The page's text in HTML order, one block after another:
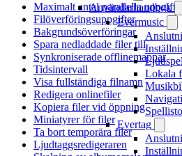
Användarhandbok
Evermusic
Lokala
Evertag
Maximalt antal parallella uppgifter
Filöverföringsuppgifter
Bakgrundsöverföringar
Spara nedladdade filer till
Synkroniserade offlinemappar
Tidsintervall
Visa fullständiga filnamn
Redigera onlinefiler
Kopiera filer vid öppning
Miniatyrer för filer
Ta bort temporära filer
Ljudtaggsredigeraren